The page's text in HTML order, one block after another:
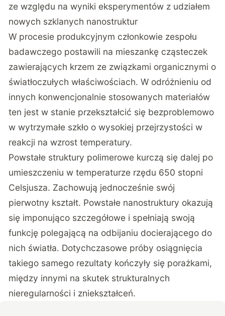
ze względu na wyniki eksperymentów z udziałem
nowych szklanych nanostruktur
W procesie produkcyjnym członkowie zespołu
badawczego postawili na mieszankę cząsteczek
zawierających krzem ze związkami organicznymi o
światłoczułych właściwościach. W odróżnieniu od
innych konwencjonalnie stosowanych materiałów
ten jest w stanie przekształcić się bezproblemowo
w wytrzymałe szkło o wysokiej przejrzystości w
reakcji na wzrost temperatury.
Powstałe struktury polimerowe kurczą się dalej po
umieszczeniu w temperaturze rzędu 650 stopni
Celsjusza. Zachowują jednocześnie swój
pierwotny kształt. Powstałe nanostruktury okazują
się imponująco szczegółowe i spełniają swoją
funkcję polegającą na odbijaniu docierającego do
nich światła. Dotychczasowe próby osiągnięcia
takiego samego rezultaty kończyły się porażkami,
między innymi na skutek strukturalnych
nieregularności i zniekształceń.